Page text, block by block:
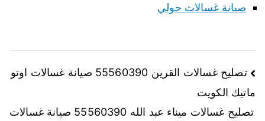
صيانة غسالات حولي
تصليح غسالات القرين 55560390 صيانة غسالات اوتو
ماتيك الكويت
تصليح غسالات ميناء عبد الله 55560390 صيانة غسالات